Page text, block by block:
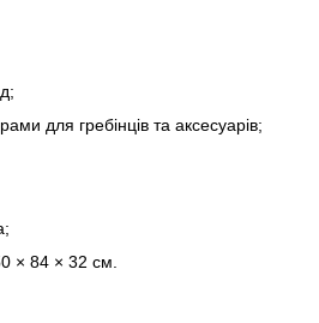
для гребінців та аксесуарів;
× 84 × 32 см.